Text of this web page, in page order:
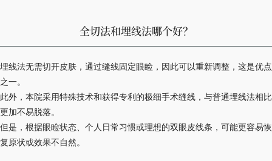
全切法和埋线法哪个好？
埋线法无需切开皮肤，通过缝线固定眼睑，因此可以重新调整，这是优点
之一。
此外，本院采用特殊技术和获得专利的极细手术缝线，与普通埋线法相比
更加不易脱落。
但是，根据眼睑状态、个人日常习惯或理想的双眼皮线条，可能更容易恢
复原状或效果不自然。